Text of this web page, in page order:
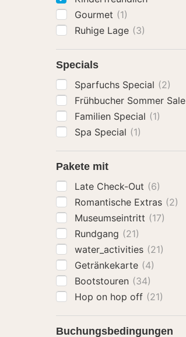
Gourmet (1)
Ruhige Lage (3)
Specials
Sparfuchs Special (2)
Frühbucher Sommer Sale
Familien Special (1)
Spa Special (1)
Pakete mit
Late Check-Out (6)
Romantische Extras (2)
Museumseintritt (17)
Rundgang (21)
water_activities (21)
Getränkekarte (4)
Bootstouren (34)
Hop on hop off (21)
Buchungsbedingungen